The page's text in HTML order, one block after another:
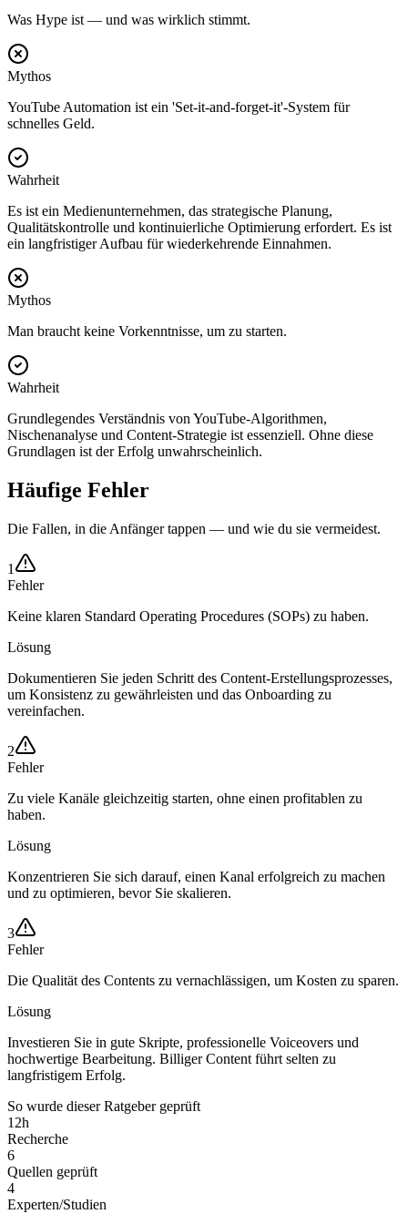
Was Hype ist — und was wirklich stimmt.
Mythos
YouTube Automation ist ein 'Set-it-and-forget-it'-System für
schnelles Geld.
Wahrheit
Es ist ein Medienunternehmen, das strategische Planung,
Qualitätskontrolle und kontinuierliche Optimierung erfordert. Es ist
ein langfristiger Aufbau für wiederkehrende Einnahmen.
Mythos
Man braucht keine Vorkenntnisse, um zu starten.
Wahrheit
Grundlegendes Verständnis von YouTube-Algorithmen,
Nischenanalyse und Content-Strategie ist essenziell. Ohne diese
Grundlagen ist der Erfolg unwahrscheinlich.
Häufige Fehler
Die Fallen, in die Anfänger tappen — und wie du sie vermeidest.
1
Fehler
Keine klaren Standard Operating Procedures (SOPs) zu haben.
Lösung
Dokumentieren Sie jeden Schritt des Content-Erstellungsprozesses,
um Konsistenz zu gewährleisten und das Onboarding zu
vereinfachen.
2
Fehler
Zu viele Kanäle gleichzeitig starten, ohne einen profitablen zu
haben.
Lösung
Konzentrieren Sie sich darauf, einen Kanal erfolgreich zu machen
und zu optimieren, bevor Sie skalieren.
3
Fehler
Die Qualität des Contents zu vernachlässigen, um Kosten zu sparen.
Lösung
Investieren Sie in gute Skripte, professionelle Voiceovers und
hochwertige Bearbeitung. Billiger Content führt selten zu
langfristigem Erfolg.
So wurde dieser Ratgeber geprüft
12h
Recherche
6
Quellen geprüft
4
Experten/Studien